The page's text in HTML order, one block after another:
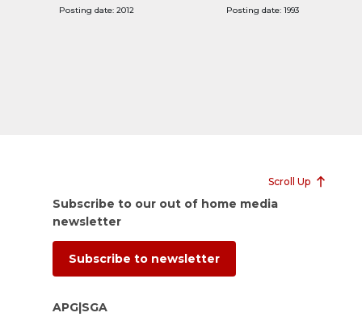
Posting date: 2012
Posting date: 1993
Scroll Up
Subscribe to our out of home media
newsletter
Subscribe to newsletter
APG|SGA